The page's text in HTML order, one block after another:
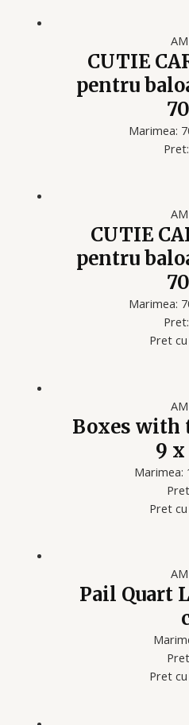
CUTIE
pentru
Marimea:
CUTIE
pentru
Marimea:
Pret
Boxes with
9 x
Marimea:
Pret
Pail Quart
Pret